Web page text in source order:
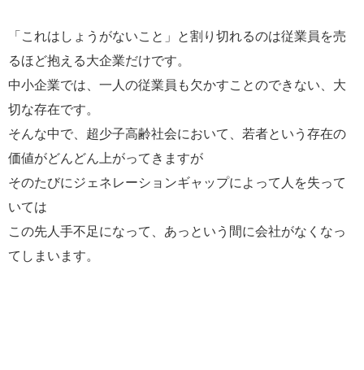
「これはしょうがないこと」と割り切れるのは従業員を売
るほど抱える大企業だけです。
中小企業では、一人の従業員も欠かすことのできない、大
切な存在です。
そんな中で、超少子高齢社会において、若者という存在の
価値がどんどん上がってきますが
そのたびにジェネレーションギャップによって人を失って
いては
この先人手不足になって、あっという間に会社がなくなっ
てしまいます。